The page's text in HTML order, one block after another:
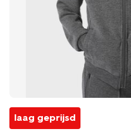
laag geprijsd